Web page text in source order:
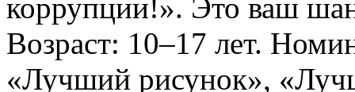
коррупции!». Это ваш
Возраст: 10–17 лет.
«Лучший рисунок»,